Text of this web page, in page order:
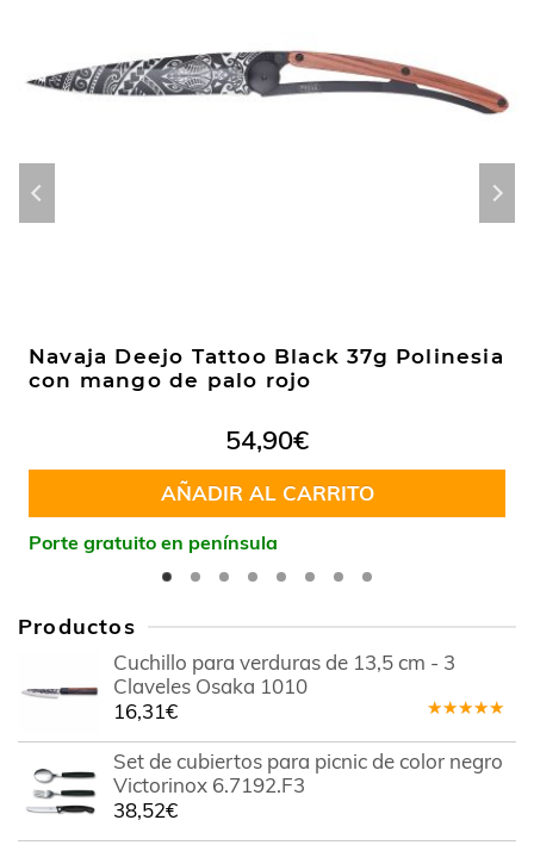
Navaja Deejo Tattoo Black 37g Polinesia
con mango de palo rojo
54,90€
AÑADIR AL CARRITO
Porte gratuito en península
Productos
Cuchillo para verduras de 13,5 cm - 3
Claveles Osaka 1010
en5.00de
5
16,31€
Set de cubiertos para picnic de color negro
Victorinox 6.7192.F3
38,52€